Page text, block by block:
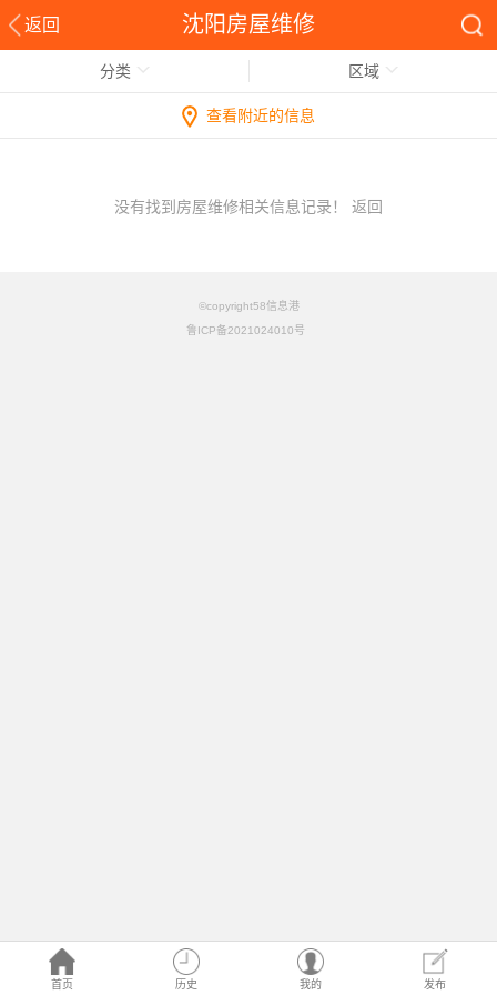
返回 沈阳房屋维修
首页 历史 我的 发布
分类 区域
查看附近的信息
没有找到房屋维修相关信息记录！ 返回
©copyright58信息港
鲁ICP备2021024010号